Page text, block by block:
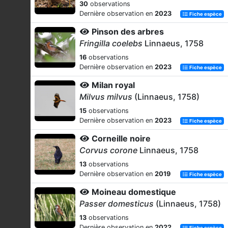
30 observations
Dernière observation en 2023 Fiche espèce
Pinson des arbres
Fringilla coelebs Linnaeus, 1758
16 observations
Dernière observation en 2023 Fiche espèce
Milan royal
Milvus milvus (Linnaeus, 1758)
15 observations
Dernière observation en 2023 Fiche espèce
Corneille noire
Corvus corone Linnaeus, 1758
13 observations
Dernière observation en 2019 Fiche espèce
Moineau domestique
Passer domesticus (Linnaeus, 1758)
13 observations